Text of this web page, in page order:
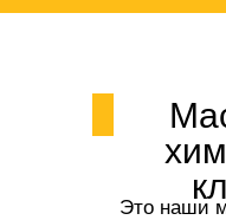
Это наши